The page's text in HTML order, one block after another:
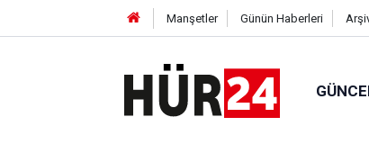
Manşetler Günün Haberleri